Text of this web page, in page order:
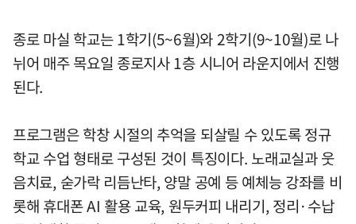
종로 마실 학교는 1학기(5~6월)와 2학기(9~10월)로 나
뉘어 매주 목요일 종로지사 1층 시니어 라운지에서 진행
된다.
프로그램은 학창 시절의 추억을 되살릴 수 있도록 정규
학교 수업 형태로 구성된 것이 특징이다. 노래교실과 웃
음치료, 숟가락 리듬난타, 양말 공예 등 예체능 강좌를 비
롯해 휴대폰 AI 활용 교육, 원두커피 내리기, 정리·수납